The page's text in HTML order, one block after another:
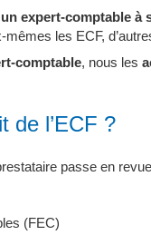
expert-comptable à
les ECF,
comptable, nous les
de l’ECF ?
passe en revue
(FEC)